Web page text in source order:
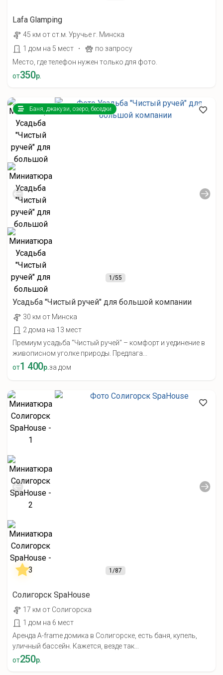
Lafa Glamping
45 км от ст.м. Уручье г. Минска
1 дом на 5 мест
·
по запросу
Место, где телефон нужен только для фото.
от350р.
1/55
Баня, джакузи, озеро, беседки
Усадьба "Чистый ручей" для большой компании
30 км от Минска
2 дома на 13 мест
Премиум усадьба "Чистый ручей" – комфорт и уединение в
живописном уголке природы. Предлага...
от1 400р.за дом
1/87
Солигорск SpaHouse
17 км от Солигорска
1 дом на 6 мест
Аренда A-frame домика в Солигорске, есть баня, купель,
уличный бассейн. Кажется, везде так...
от250р.